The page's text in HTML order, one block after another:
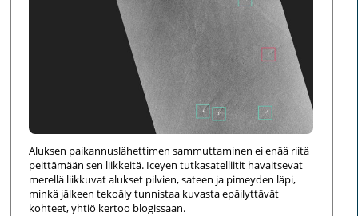
Aluksen paikannuslähettimen sammuttaminen ei enää riitä
peittämään sen liikkeitä. Iceyen tutkasatelliitit havaitsevat
merellä liikkuvat alukset pilvien, sateen ja pimeyden läpi,
minkä jälkeen tekoäly tunnistaa kuvasta epäilyttävät
kohteet, yhtiö kertoo blogissaan.